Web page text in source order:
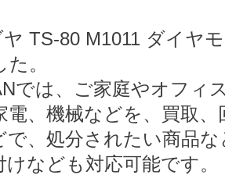
TS-80 M1011 ダイヤ
。
では、ご家庭やオフィ
電、機械などを、買取
で、処分されたい商品な
なども対応可能です。